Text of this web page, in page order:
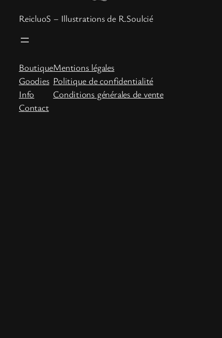
ReicluoS – Illustrations de R.Soulcié
Boutique
Goodies
Info
Contact
Mentions légales
Politique de confidentialité
Conditions générales de vente